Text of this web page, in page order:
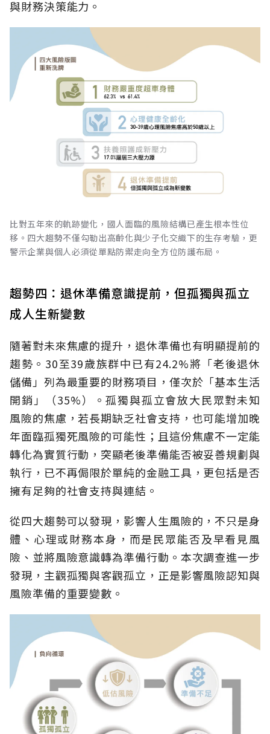
與財務決策能力。
比對五年來的軌跡變化，國人面臨的風險結構已產生根本性位
移。四大趨勢不僅勾勒出高齡化與少子化交織下的生存考驗，更
警示企業與個人必須從單點防禦走向全方位防護布局。
趨勢四：退休準備意識提前，但孤獨與孤立
成人生新變數
隨著對未來焦慮的提升，退休準備也有明顯提前的
趨勢。30至39歲族群中已有24.2%將「老後退休
儲備」列為最重要的財務項目，僅次於「基本生活
開銷」（35%）。孤獨與孤立會放大民眾對未知
風險的焦慮，若長期缺乏社會支持，也可能增加晚
年面臨孤獨死風險的可能性；且這份焦慮不一定能
轉化為實質行動，突顯老後準備能否被妥善規劃與
執行，已不再侷限於單純的金融工具，更包括是否
擁有足夠的社會支持與連結。
從四大趨勢可以發現，影響人生風險的，不只是身
體、心理或財務本身，而是民眾能否及早看見風
險、並將風險意識轉為準備行動。本次調查進一步
發現，主觀孤獨與客觀孤立，正是影響風險認知與
風險準備的重要變數。